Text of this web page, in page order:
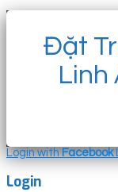
Đặt
Linh
Login withFacebook
Login